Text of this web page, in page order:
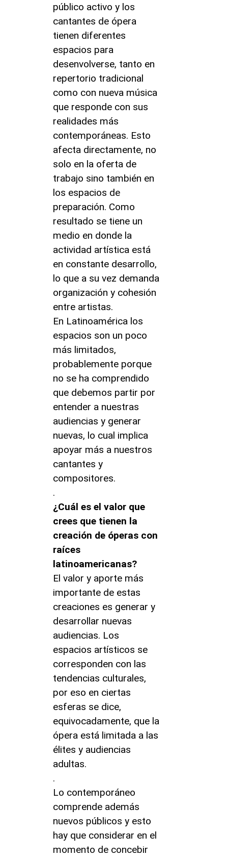
público activo y los
cantantes de ópera
tienen diferentes
espacios para
desenvolverse, tanto en
repertorio tradicional
como con nueva música
que responde con sus
realidades más
contemporáneas. Esto
afecta directamente, no
solo en la oferta de
trabajo sino también en
los espacios de
preparación. Como
resultado se tiene un
medio en donde la
actividad artística está
en constante desarrollo,
lo que a su vez demanda
organización y cohesión
entre artistas.
En Latinoamérica los
espacios son un poco
más limitados,
probablemente porque
no se ha comprendido
que debemos partir por
entender a nuestras
audiencias y generar
nuevas, lo cual implica
apoyar más a nuestros
cantantes y
compositores.
.
¿Cuál es el valor que
crees que tienen la
creación de óperas con
raíces
latinoamericanas?
El valor y aporte más
importante de estas
creaciones es generar y
desarrollar nuevas
audiencias. Los
espacios artísticos se
corresponden con las
tendencias culturales,
por eso en ciertas
esferas se dice,
equivocadamente, que la
ópera está limitada a las
élites y audiencias
adultas.
.
Lo contemporáneo
comprende además
nuevos públicos y esto
hay que considerar en el
momento de concebir